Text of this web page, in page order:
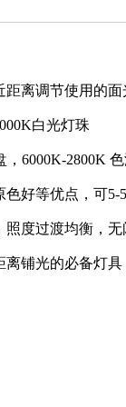
距离调节使用的面
白光灯珠
6000K-2800K
好等优点， 可5-
度过渡均衡，
离铺光的必备灯具